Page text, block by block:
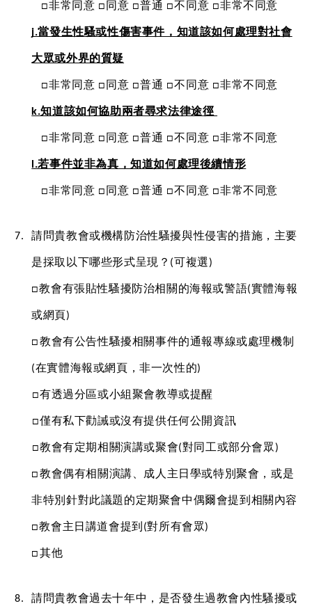
□非常同意 □同意 □普通 □不同意 □非常不同意
j.當發生性騷或性傷害事件，知道該如何處理對社會
大眾或外界的質疑
□非常同意 □同意 □普通 □不同意 □非常不同意
k.知道該如何協助兩者尋求法律途徑
□非常同意 □同意 □普通 □不同意 □非常不同意
l.若事件並非為真，知道如何處理後續情形
□非常同意 □同意 □普通 □不同意 □非常不同意
請問貴教會或機構防治性騷擾與性侵害的措施，主要
是採取以下哪些形式呈現？(可複選)
□教會有張貼性騷擾防治相關的海報或警語(實體海報
或網頁)
□教會有公告性騷擾相關事件的通報專線或處理機制
(在實體海報或網頁，非一次性的)
□有透過分區或小組聚會教導或提醒
□僅有私下勸誡或沒有提供任何公開資訊
□教會有定期相關演講或聚會(對同工或部分會眾)
□教會偶有相關演講、成人主日學或特別聚會，或是
非特別針對此議題的定期聚會中偶爾會提到相關內容
□教會主日講道會提到(對所有會眾)
□其他
請問貴教會過去十年中，是否發生過教會內性騷擾或